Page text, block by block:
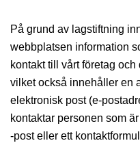
På grund av lagstiftning
webbplatsen information
kontakt till vårt företag
vilket också innehåller en
elektronisk post (e-
kontaktar personen som
-post eller ett